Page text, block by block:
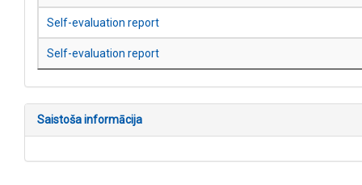
Self-evaluation report
Self-evaluation report
Saistoša informācija